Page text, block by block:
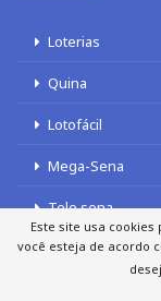
Loterias
Quina
Lotofácil
Mega-Sena
Tele sena
Este site usa
você esteja de acordo